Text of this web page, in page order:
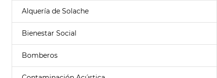
Alquería de Solache
Bienestar Social
Bomberos